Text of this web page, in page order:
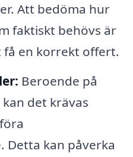
Att bedöma hur
faktiskt behövs är
en korrekt offert.
Beroende på
det krävas
Detta kan påverka